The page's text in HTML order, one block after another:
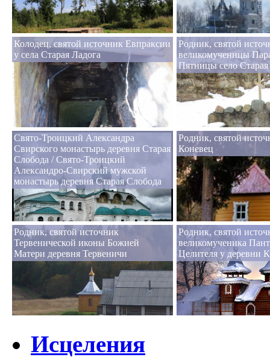
Колодец, святой источник Евпраксии
у села Старая Ладога
Родник, святой
великомученицы
Пятницы село Старая
Свято-Троицкий Александра
Свирского монастырь деревня Старая
Слобода / Свято-Троицкий
Александро-Свирский мужской
монастырь деревня Старая Слобода
Родник, святой
Коневец
Родник, святой источник
Тервенической иконы Божией
Матери деревня Тервеничи
Родник, святой
великомученика
Целителя у деревни
Исцеления